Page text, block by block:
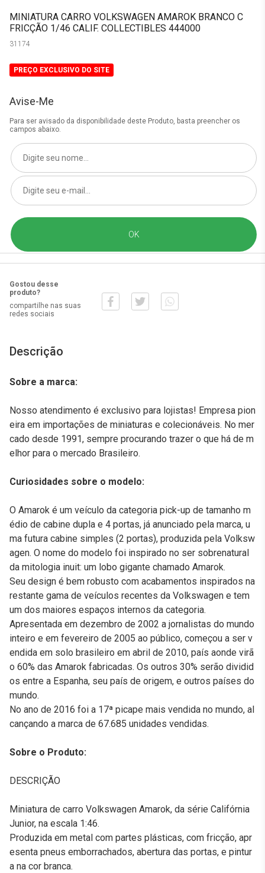
MINIATURA CARRO VOLKSWAGEN AMAROK BRANCO C
FRICÇÃO 1/46 CALIF. COLLECTIBLES 444000
31174
PREÇO EXCLUSIVO DO SITE
Avise-Me
Para ser avisado da disponibilidade deste Produto, basta preencher os
campos abaixo.
Gostou desse
produto?
compartilhe nas suas
redes sociais
Descrição
Sobre a marca:
Nosso atendimento é exclusivo para lojistas! Empresa pion
eira em importações de miniaturas e colecionáveis. No mer
cado desde 1991, sempre procurando trazer o que há de m
elhor para o mercado Brasileiro.
Curiosidades sobre o modelo:
O Amarok é um veículo da categoria pick-up de tamanho m
édio de cabine dupla e 4 portas, já anunciado pela marca, u
ma futura cabine simples (2 portas), produzida pela Volksw
agen. O nome do modelo foi inspirado no ser sobrenatural
da mitologia inuit: um lobo gigante chamado Amarok.
Seu design é bem robusto com acabamentos inspirados na
restante gama de veículos recentes da Volkswagen e tem
um dos maiores espaços internos da categoria.
Apresentada em dezembro de 2002 a jornalistas do mundo
inteiro e em fevereiro de 2005 ao público, começou a ser v
endida em solo brasileiro em abril de 2010, país aonde virã
o 60% das Amarok fabricadas. Os outros 30% serão dividid
os entre a Espanha, seu país de origem, e outros países do
mundo.
No ano de 2016 foi a 17ª picape mais vendida no mundo, al
cançando a marca de 67.685 unidades vendidas.
Sobre o Produto:
DESCRIÇÃO
Miniatura de carro Volkswagen Amarok, da série Califórnia
Junior, na escala 1:46.
Produzida em metal com partes plásticas, com fricção, apr
esenta pneus emborrachados, abertura das portas, e pintur
a na cor branca.